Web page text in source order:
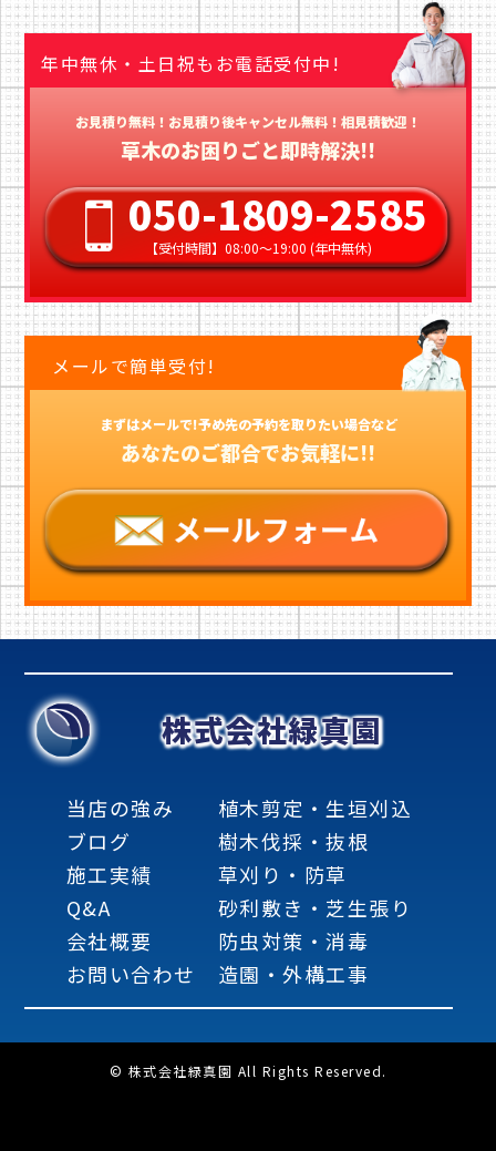
年中無休・土日祝もお電話受付中!
お見積り無料！お見積り後キャンセル無料！相見積歓迎！
草木のお困りごと即時解決!!
050-1809-2585
【受付時間】08:00〜19:00 (年中無休)
メールで簡単受付!
まずはメールで!予め先の予約を取りたい場合など
あなたのご都合でお気軽に!!
株式会社緑真園
当店の強み
ブログ
施工実績
Q&A
会社概要
お問い合わせ
植木剪定・生垣刈込
樹木伐採・抜根
草刈り・防草
砂利敷き・芝生張り
防虫対策・消毒
造園・外構工事
© 株式会社緑真園 All Rights Reserved.